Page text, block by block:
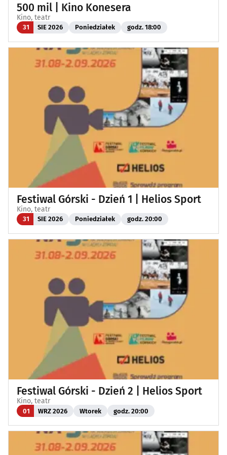
500 mil | Kino Konesera
Kino, teatr
31 SIE 2026 Poniedziałek godz. 18:00
Festiwal Górski - Dzień 1 | Helios Sport
Kino, teatr
31 SIE 2026 Poniedziałek godz. 20:00
Festiwal Górski - Dzień 2 | Helios Sport
Kino, teatr
01 WRZ 2026 Wtorek godz. 20:00